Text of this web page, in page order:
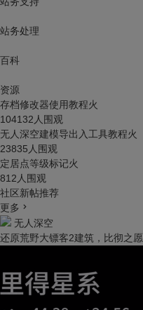
站务处理
百科
资源
存档修改器使用教程火
104132人围观
无人深空建模导出入工具教程火
23835人围观
定居点等级标记火
812人围观
社区新帖推荐
更多
无人深空
还原荒野大镖客2建筑，比彻之愿